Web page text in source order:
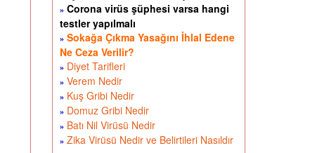
» Corona virüs şüphesi varsa hangi
testler yapılmalı
» Sokağa Çıkma Yasağını İhlal Edene
Ne Ceza Verilir?
» Diyet Tarifleri
» Verem Nedir
» Kuş Gribi Nedir
» Domuz Gribi Nedir
» Batı Nil Virüsü Nedir
» Zika Virüsü Nedir ve Belirtileri Nasıldır